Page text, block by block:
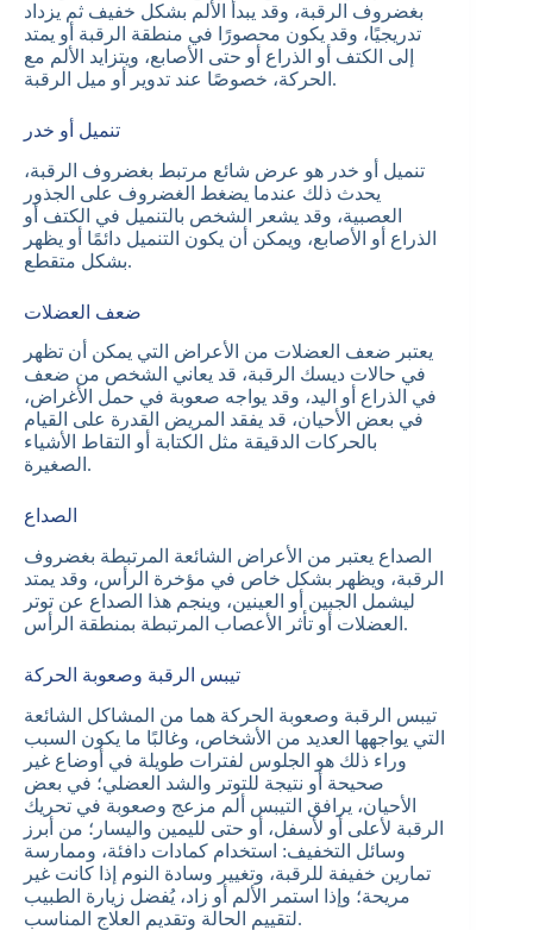
بغضروف الرقبة، وقد يبدأ الألم بشكل خفيف ثم يزداد
تدريجيًا، وقد يكون محصورًا في منطقة الرقبة أو يمتد
إلى الكتف أو الذراع أو حتى الأصابع، ويتزايد الألم مع
الحركة، خصوصًا عند تدوير أو ميل الرقبة.
تنميل أو خدر
تنميل أو خدر هو عرض شائع مرتبط بغضروف الرقبة،
يحدث ذلك عندما يضغط الغضروف على الجذور
العصبية، وقد يشعر الشخص بالتنميل في الكتف أو
الذراع أو الأصابع، ويمكن أن يكون التنميل دائمًا أو يظهر
بشكل متقطع.
ضعف العضلات
يعتبر ضعف العضلات من الأعراض التي يمكن أن تظهر
في حالات ديسك الرقبة، قد يعاني الشخص من ضعف
في الذراع أو اليد، وقد يواجه صعوبة في حمل الأغراض،
في بعض الأحيان، قد يفقد المريض القدرة على القيام
بالحركات الدقيقة مثل الكتابة أو التقاط الأشياء
الصغيرة.
الصداع
الصداع يعتبر من الأعراض الشائعة المرتبطة بغضروف
الرقبة، ويظهر بشكل خاص في مؤخرة الرأس، وقد يمتد
ليشمل الجبين أو العينين، وينجم هذا الصداع عن توتر
العضلات أو تأثر الأعصاب المرتبطة بمنطقة الرأس.
تيبس الرقبة وصعوبة الحركة
تيبس الرقبة وصعوبة الحركة هما من المشاكل الشائعة
التي يواجهها العديد من الأشخاص، وغالبًا ما يكون السبب
وراء ذلك هو الجلوس لفترات طويلة في أوضاع غير
صحيحة أو نتيجة للتوتر والشد العضلي؛ في بعض
الأحيان، يرافق التيبس ألم مزعج وصعوبة في تحريك
الرقبة لأعلى أو لأسفل، أو حتى لليمين واليسار؛ من أبرز
وسائل التخفيف: استخدام كمادات دافئة، وممارسة
تمارين خفيفة للرقبة، وتغيير وسادة النوم إذا كانت غير
مريحة؛ وإذا استمر الألم أو زاد، يُفضل زيارة الطبيب
لتقييم الحالة وتقديم العلاج المناسب.